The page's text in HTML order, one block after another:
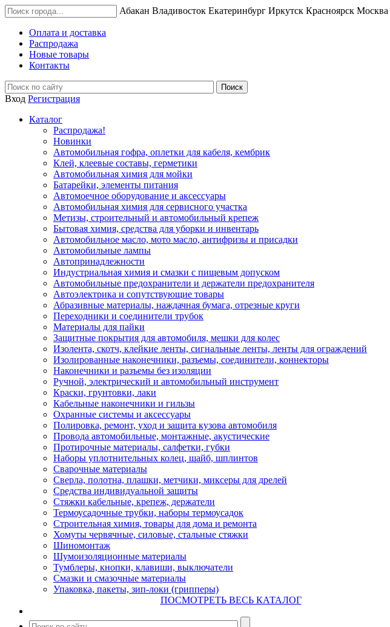
Абакан Владивосток Екатеринбург Иркутск Красноярск Москва
Оплата и доставка
Распродажа
Новые товары
Контакты
Вход Регистрация
Каталог
Распродажа!
Новинки
Автомобильная гофра, оплетки для кабеля, кембрик
Клей, клеевые составы, герметики
Автомобильная химия для мойки
Батарейки, элементы питания
Автомоечное оборудование и аксессуары
Автомобильная химия для сервисного участка
Метизы, строительный и автомобильный крепеж
Бытовая химия, средства для уборки и инвентарь
Автомобильное масло, мото масло, антифризы и присадки
Автомобильные лампы
Автопринадлежности
Индустриальная химия и смазки с пищевым допуском
Автомобильные предохранители и держатели предохранителя
Автоэлектрика и сопутствующие товары
Абразивные материалы, наждачная бумага, отрезные круги
Переходники и соединители трубок
Материалы для пайки
Защитные покрытия для автомобиля, мешки для колес
Изолента, скотч, клейкие ленты, сигнальные ленты, ленты для ограждений
Изолированные наконечники, разъемы, соединители, коннекторы
Наконечники и разъемы без изоляции
Ручной, электрический и автомобильный инструмент
Краски, грунтовки, лаки
Кабельные наконечники и гильзы
Охранные системы и аксессуары
Полировка, ремонт, уход и защита кузова автомобиля
Провода автомобильные, монтажные, акустические
Протирочные материалы, салфетки, губки
Наборы уплотнительных колец, шайб, шплинтов
Сварочные материалы
Сверла, полотна, плашки, метчики, миксеры для дрелей
Средства индивидуальной защиты
Стяжки кабельные, крепеж, держатели
Термоусадочные трубки, наборы термоусадок
Строительная химия, товары для дома и ремонта
Хомуты червячные, силовые, стальные стяжки
Шиномонтаж
Шумоизоляционные материалы
Тумблеры, кнопки, клавиши, выключатели
Смазки и смазочные материалы
Упаковка, пакеты, зип-локи (грипперы)
ПОСМОТРЕТЬ ВЕСЬ КАТАЛОГ